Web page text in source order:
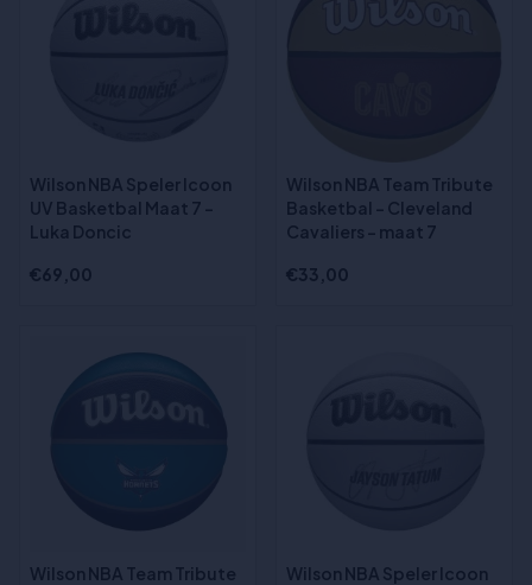
Wilson NBA Speler Icoon
UV Basketbal Maat 7 -
Luka Doncic
€69,00
Wilson NBA Team Tribute
Basketbal - Cleveland
Cavaliers - maat 7
€33,00
Wilson NBA Team Tribute
Wilson NBA Speler Icoon